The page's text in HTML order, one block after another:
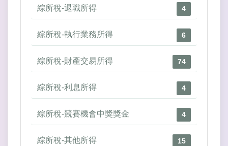
綜所稅-退職所得 4
綜所稅-執行業務所得 6
綜所稅-財產交易所得 74
綜所稅-利息所得 4
綜所稅-競賽機會中獎獎金 4
綜所稅-其他所得 15